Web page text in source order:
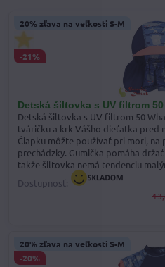
Detská šiltovka s UV filtrom
20% zľava na veľkosti S-M
-21%
Detská šiltovka s UV filtrom 50
tváričku a krk Vášho dieťatka pred
Čiapku môžte používať pri mori, na
prechádzky. Gumička pomáha
takže šiltovka nemá tendenciu
Dostupnosť:
20% zľava na veľkosti S-M
-20%